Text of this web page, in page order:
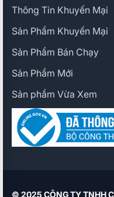
Thông Tin Khuyến Mại
Sản Phẩm Khuyến Mại
Sản Phẩm Bán Chạy
Sản Phẩm Mới
Sản phẩm Vừa Xem
© 2025 CÔNG TY TNHH